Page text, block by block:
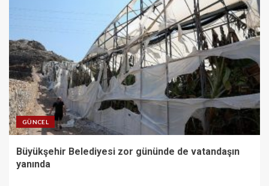
GÜNCEL
Büyükşehir Belediyesi zor gününde de vatandaşın
yanında